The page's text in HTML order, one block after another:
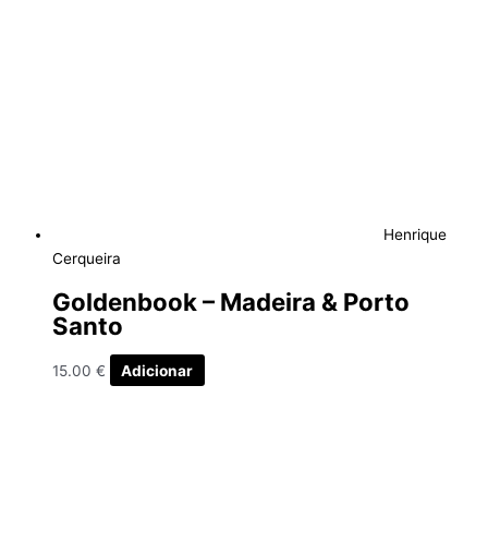
Henrique
Cerqueira
Goldenbook – Madeira & Porto
Santo
15.00 € Adicionar